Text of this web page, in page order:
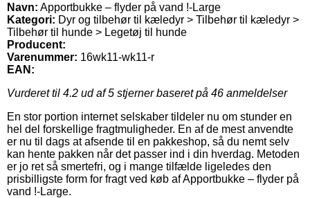
Navn: Apportbukke – flyder på vand !-Large
Kategori: Dyr og tilbehør til kæledyr > Tilbehør til kæledyr >
Tilbehør til hunde > Legetøj til hunde
Producent:
Varenummer: 16wk11-wk11-r
EAN:
Vurderet til 4.2 ud af 5 stjerner baseret på 46 anmeldelser
En stor portion internet selskaber tildeler nu om stunder en
hel del forskellige fragtmuligheder. En af de mest anvendte
er nu til dags at afsende til en pakkeshop, så du nemt selv
kan hente pakken når det passer ind i din hverdag. Metoden
er jo ret så smertefri, og i mange tilfælde ligeledes den
prisbilligste form for fragt ved køb af Apportbukke – flyder på
vand !-Large.